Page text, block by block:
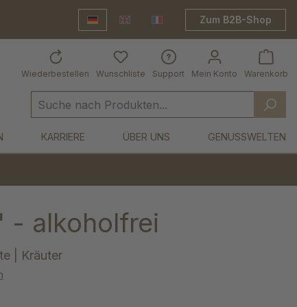
Deutsch Frankreich Shop
Zum B2B-Shop
Wiederbestellen Mein Konto
Wunschliste Support Warenkorb
KARRIERE ÜBER UNS GENUSSWELTEN
- alkoholfrei
| Kräuter